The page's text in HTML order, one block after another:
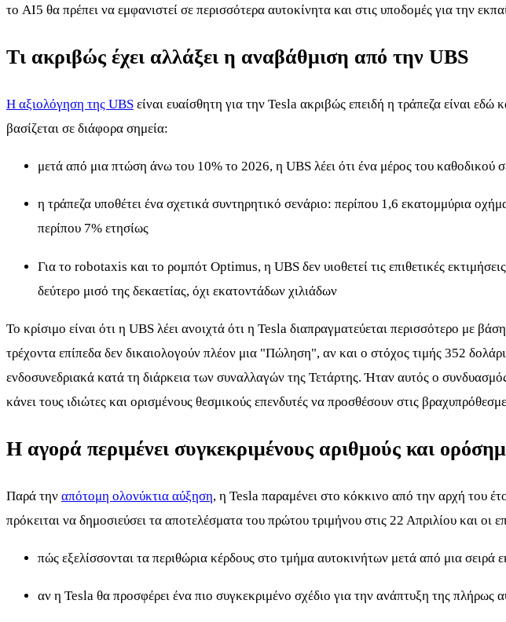
το AI5 θα πρέπει να εμφανιστεί σε περισσότερα αυτοκίνητα και στις υποδομές για την
Τι ακριβώς έχει αλλάξει η αναβάθμιση από την UBS
Η αξιολόγηση της UBS είναι ευαίσθητη για την Tesla ακριβώς επειδή η τράπεζα είναι
βασίζεται σε διάφορα σημεία:
μετά από μια πτώση άνω του 10% το 2026, η UBS λέει ότι ένα μέρος του καθοδικού
η τράπεζα υποθέτει ένα σχετικά συντηρητικό σενάριο: περίπου 1,6 εκατομμύρια
περίπου 7% ετησίως
Για το robotaxis και το ρομπότ Optimus, η UBS δεν υιοθετεί τις επιθετικές
δεύτερο μισό της δεκαετίας, όχι εκατοντάδων χιλιάδων
Το κρίσιμο είναι ότι η UBS λέει ανοιχτά ότι η Tesla διαπραγματεύεται περισσότερο με
τρέχοντα επίπεδα δεν δικαιολογούν πλέον μια "Πώληση", αν και ο στόχος τιμής 352
ενδοσυνεδριακά κατά τη διάρκεια των συναλλαγών της Τετάρτης. Ήταν αυτός ο
κάνει τους ιδιώτες και ορισμένους θεσμικούς επενδυτές να προσθέσουν στις
Η αγορά περιμένει συγκεκριμένους αριθμούς και
Παρά την απότομη ολονύκτια αύξηση, η Tesla παραμένει στο κόκκινο από την αρχή του
πρόκειται να δημοσιεύσει τα αποτελέσματα του πρώτου τριμήνου στις 22 Απριλίου και οι
πώς εξελίσσονται τα περιθώρια κέρδους στο τμήμα αυτοκινήτων μετά από μια
αν η Tesla θα προσφέρει ένα πιο συγκεκριμένο σχέδιο για την ανάπτυξη της